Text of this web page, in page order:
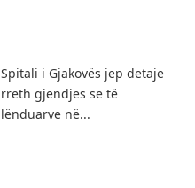
Spitali i Gjakovës jep detaje
rreth gjendjes se të
lënduarve në...